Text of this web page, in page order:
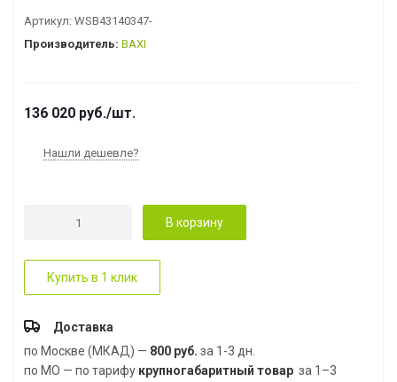
Артикул: WSB43140347-
Производитель: BAXI
136 020 руб./шт.
Нашли дешевле?
В корзину
Купить в 1 клик
Доставка
по Москве (МКАД) — 800 руб. за 1-3 дн.
по МО — по тарифу крупногабаритный товар за 1–3